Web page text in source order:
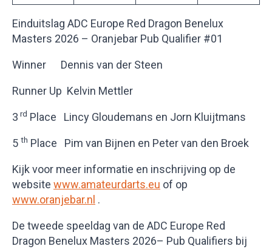
Einduitslag ADC Europe Red Dragon Benelux
Masters 2026 – Oranjebar Pub Qualifier #01
Winner Dennis van der Steen
Runner Up Kelvin Mettler
3 rd Place Lincy Gloudemans en Jorn Kluijtmans
5 th Place Pim van Bijnen en Peter van den Broek
Kijk voor meer informatie en inschrijving op de
website www.amateurdarts.eu of op
www.oranjebar.nl .
De tweede speeldag van de ADC Europe Red
Dragon Benelux Masters 2026– Pub Qualifiers bij